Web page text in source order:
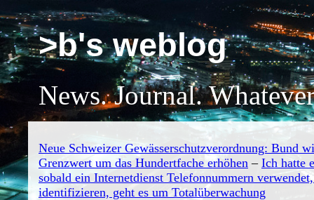
>b's weblog
News. Journal.
Neue Schweizer Gewässerschutzverordnung: Bund
Grenzwert um das Hundertfache erhöhen – Ich hatte
sobald ein Internetdienst Telefonnummern
identifizieren, geht es um Totalüberwachung